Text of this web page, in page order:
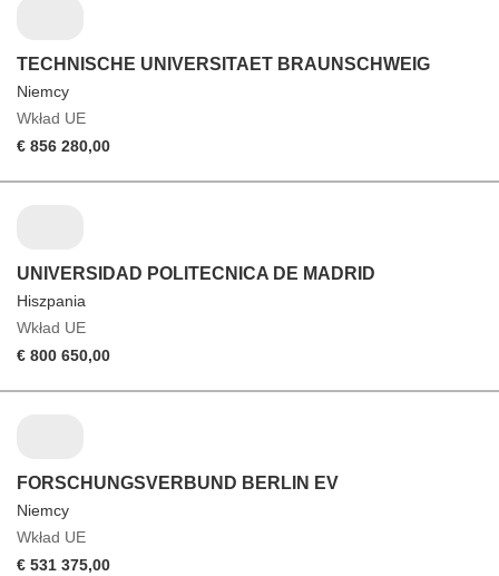
TECHNISCHE UNIVERSITAET BRAUNSCHWEIG
Niemcy
Wkład UE
€ 856 280,00
UNIVERSIDAD POLITECNICA DE MADRID
Hiszpania
Wkład UE
€ 800 650,00
FORSCHUNGSVERBUND BERLIN EV
Niemcy
Wkład UE
€ 531 375,00